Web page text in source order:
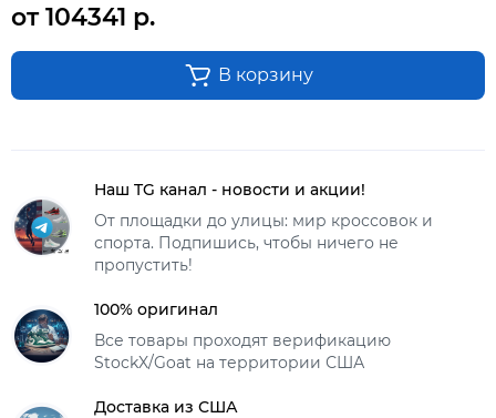
от 104341 р.
В корзину
Наш TG канал - новости и акции!
От площадки до улицы: мир кроссовок и
спорта. Подпишись, чтобы ничего не
пропустить!
100% оригинал
Все товары проходят верификацию
StockX/Goat на территории США
Доставка из США